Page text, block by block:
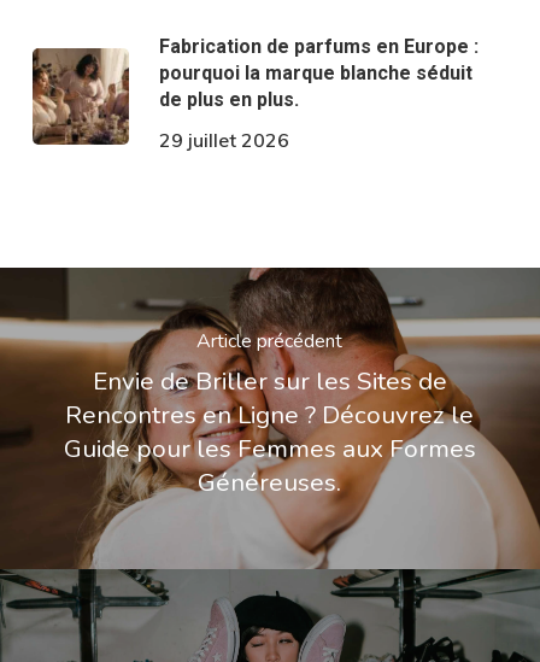
Fabrication de parfums en Europe :
pourquoi la marque blanche séduit
de plus en plus.
29 juillet 2026
Article précédent
Envie de Briller sur les Sites de
Rencontres en Ligne ? Découvrez le
Guide pour les Femmes aux Formes
Généreuses.